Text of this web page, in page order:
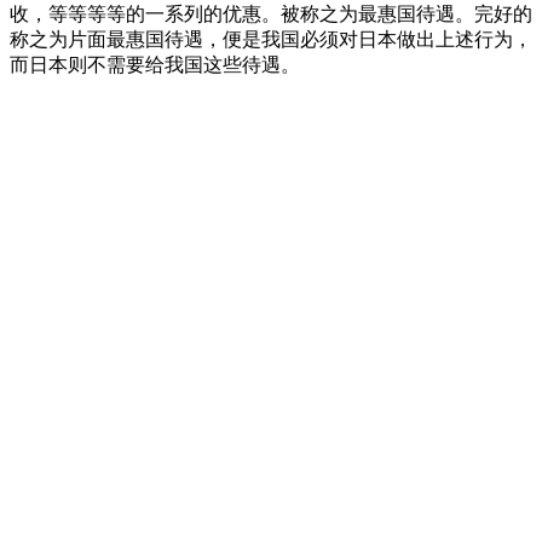
收，等等等等的一系列的优惠。被称之为最惠国待遇。完好的
称之为片面最惠国待遇，便是我国必须对日本做出上述行为，
而日本则不需要给我国这些待遇。